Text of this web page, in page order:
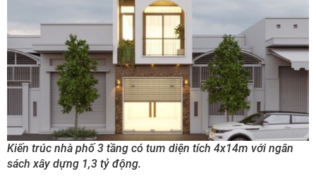
Kiến trúc nhà phố 3 tầng có tum diện tích 4x14m với ngân
sách xây dựng 1,3 tỷ động.